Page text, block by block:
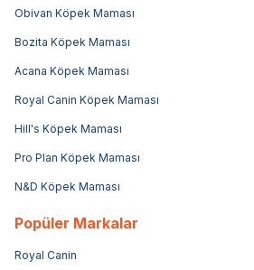
Obivan Köpek Maması
Bozita Köpek Maması
Acana Köpek Maması
Royal Canin Köpek Maması
Hill's Köpek Maması
Pro Plan Köpek Maması
N&D Köpek Maması
Popüler Markalar
Royal Canin